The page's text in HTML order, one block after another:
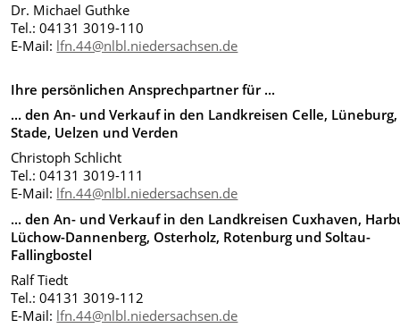
Dr. Michael Guthke
Tel.: 04131 3019-110
E-Mail: lfn.44@nlbl.niedersachsen.de
Ihre persönlichen Ansprechpartner für ...
... den An- und Verkauf in den Landkreisen Celle, Lüneburg,
Stade, Uelzen und Verden
Christoph Schlicht
Tel.: 04131 3019-111
E-Mail: lfn.44@nlbl.niedersachsen.de
... den An- und Verkauf in den Landkreisen Cuxhaven,
Lüchow-Dannenberg, Osterholz, Rotenburg und Soltau-
Fallingbostel
Ralf Tiedt
Tel.: 04131 3019-112
E-Mail: lfn.44@nlbl.niedersachsen.de